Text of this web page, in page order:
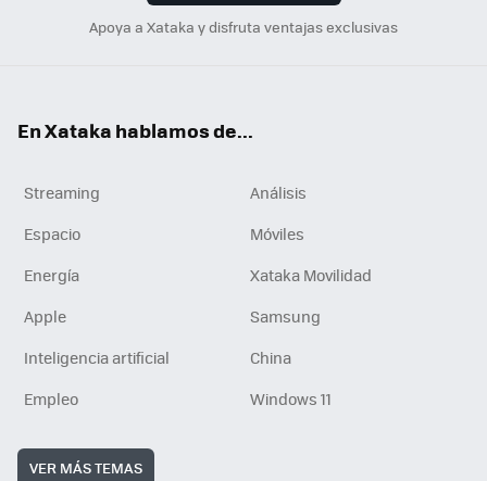
Apoya a Xataka y disfruta ventajas exclusivas
En Xataka hablamos de...
Streaming
Análisis
Espacio
Móviles
Energía
Xataka Movilidad
Apple
Samsung
Inteligencia artificial
China
Empleo
Windows 11
VER MÁS TEMAS